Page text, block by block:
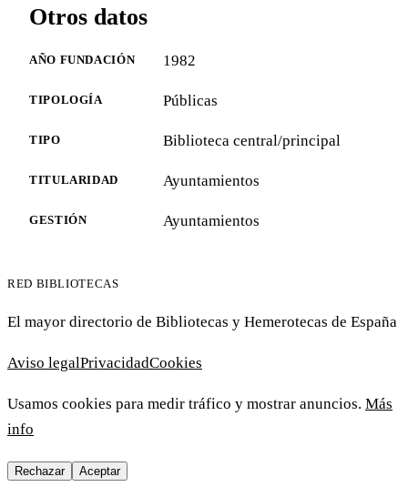
Otros datos
AÑO FUNDACIÓN 1982
TIPOLOGÍA Públicas
TIPO Biblioteca central/principal
TITULARIDAD Ayuntamientos
GESTIÓN Ayuntamientos
RED BIBLIOTECAS
El mayor directorio de Bibliotecas y Hemerotecas de España
Aviso legalPrivacidadCookies
Usamos cookies para medir tráfico y mostrar anuncios. Más
info
Rechazar Aceptar